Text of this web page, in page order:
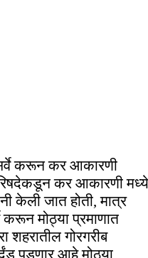
करून कर आकारणी
कर आकारणी मध्ये
केली जात होती, मात्र
करून मोठ्या प्रमाणात
शहरातील गोरगरीब
पडणार आहे मोठ्या